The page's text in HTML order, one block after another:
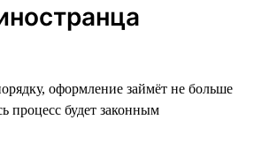
оформление займёт не больше
процесс будет законным